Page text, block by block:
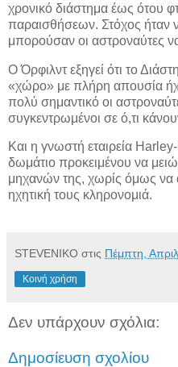
χρονικό διάστημα έως ότου
παραισθήσεων. Στόχος ήταν
μπορούσαν οι αστροναύτες να
Ο Όρφιλντ εξηγεί ότι το
«χώρο» με πλήρη απουσία
πολύ σημαντικό οι
συγκεντρωμένοι σε ό,τι
Και η γνωστή εταιρεία
δωμάτιο προκειμένου να
μηχανών της, χωρίς όμως να
ηχητική τους κληρονομιά.
STEVENIKO στις Πέμπτη,
Κοινή χρήση
Δεν υπάρχουν σχόλια:
Δημοσίευση σχολίου